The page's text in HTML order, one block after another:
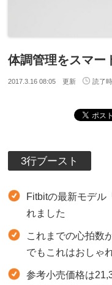
体調管理をスマー
2017.3.16 08:05 更新 読了
3行ブースト
Fitbitの最新モデル
れました
これまでの心拍数
でもこれはおしゃ
参考小売価格は